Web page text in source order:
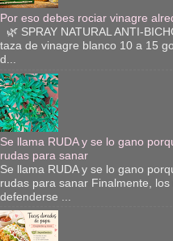
Por eso debes rociar vinagre
🌿 SPRAY NATURAL ANTI-
taza de vinagre blanco 10 a 15
d...
Se llama RUDA y se lo gano
rudas para sanar
Se llama RUDA y se lo gano
rudas para sanar Finalmente,
defenderse ...